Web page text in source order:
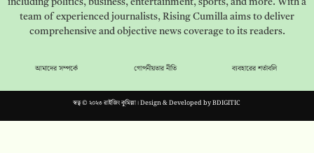
including politics, business, entertainment, sports, and more. With a
team of experienced journalists, Rising Cumilla aims to deliver
comprehensive and objective news coverage to its readers.
আমাদের সম্পর্কে গোপনীয়তার নীতি ব্যবহারের শর্তাবলি
স্বত্ব © ২০২৩ রাইজিং কুমিল্লা। Design & Developed byBDIGITIC